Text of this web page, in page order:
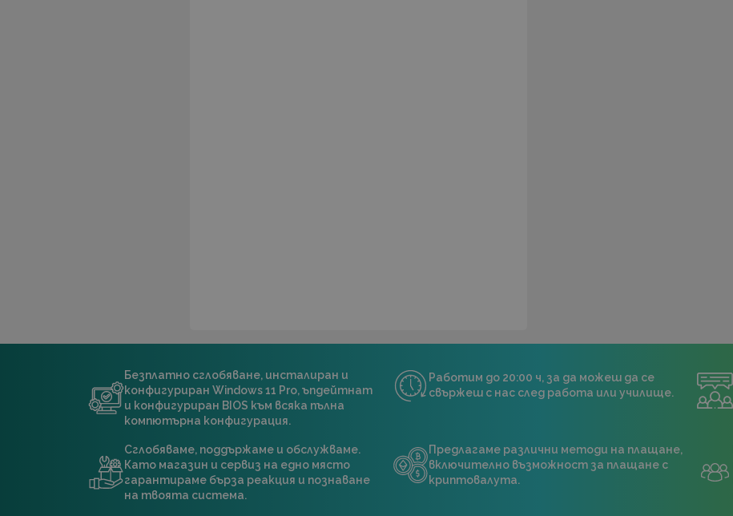
Безплатно сглобяване, инсталиран и
конфигуриран Windows 11 Pro, ъпдейтнат
и конфигуриран BIOS към всяка пълна
компютърна конфигурация.
Работим до 20:00 ч, за да можеш да се
свържеш с нас след работа или училище.
Сглобяваме, поддържаме и обслужваме.
Като магазин и сервиз на едно място
гарантираме бърза реакция и познаване
на твоята система.
Предлагаме различни методи на плащане,
включително възможност за плащане с
криптовалута.